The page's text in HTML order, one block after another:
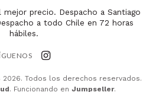
mejor precio. Despacho a Santiago
a todo Chile en 72 horas
hábiles.
2026. Todos los derechos reservados.
. Funcionando en Jumpseller.